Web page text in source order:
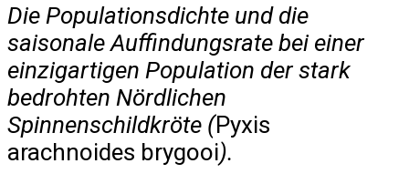
Die Populationsdichte und die
saisonale Auffindungsrate bei einer
einzigartigen Population der stark
bedrohten Nördlichen
Spinnenschildkröte (Pyxis
arachnoides brygooi).